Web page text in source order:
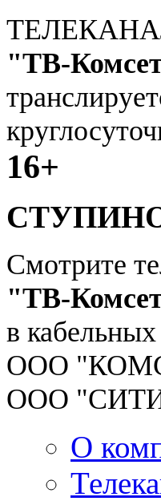
"ТВ-
16+
Смотрите
"ТВ-
в кабельных
ООО
ООО
О